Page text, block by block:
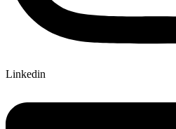
Linkedin